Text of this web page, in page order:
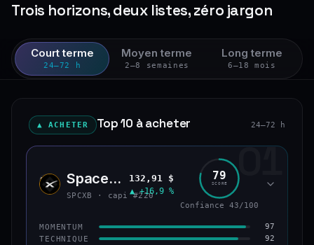
Trois horizons, deux listes, zéro jargon
Court terme
24–72 h
Moyen terme
2–8 semaines
Long terme
6–18 mois
▲ ACHETER Top 10 à acheter 24–72 h
01
SPCX SpaceX (bStocks Tokenized Stock)
SPCXB · capi #220
132,91 $
▲ +16,9 %
79
SCORE
Confiance 43/100
MOMENTUM 97
TECHNIQUE 92